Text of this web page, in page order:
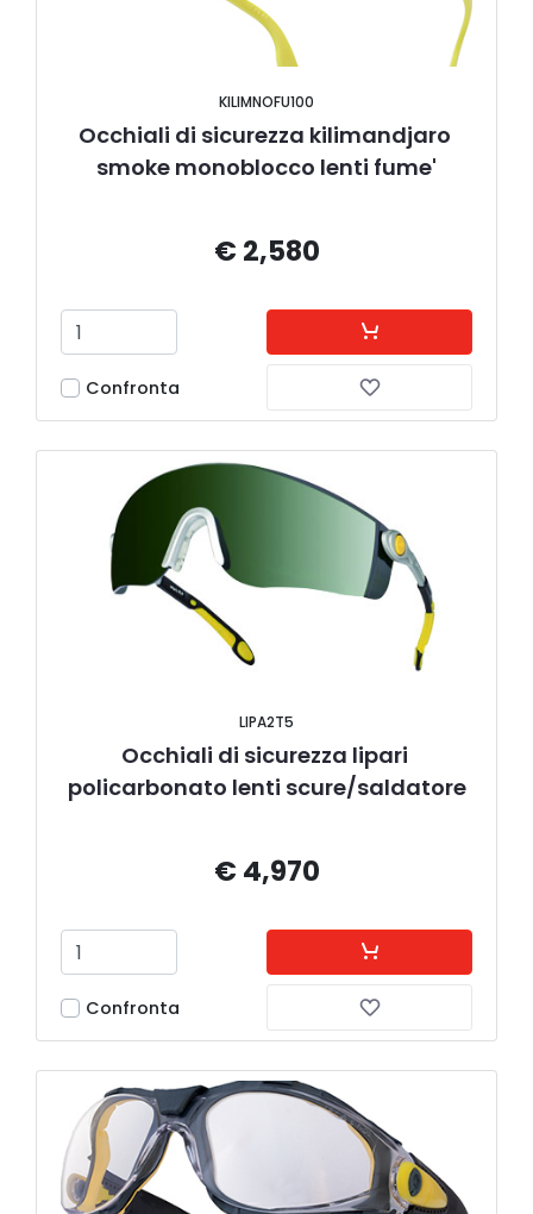
KILIMNOFU100
Occhiali di sicurezza kilimandjaro
smoke monoblocco lenti fume'
€ 2,580
Confronta
LIPA2T5
Occhiali di sicurezza lipari
policarbonato lenti scure/saldatore
€ 4,970
Confronta